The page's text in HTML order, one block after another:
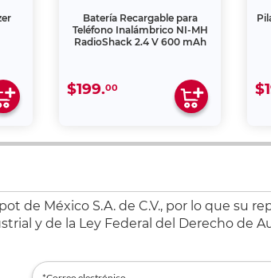
Batería Recargable para
Teléfono Inalámbrico NI-MH
RadioShack 2.4 V 600 mAh
$199.00
de México S.A. de C.V., por lo que su
y de la Ley Federal del Derecho de